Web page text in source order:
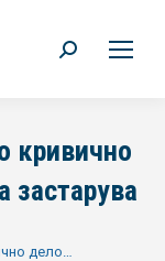
Search:
кривично
застарува
дело…